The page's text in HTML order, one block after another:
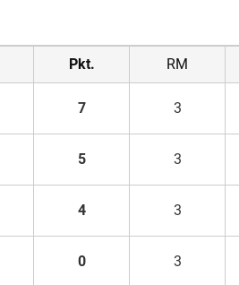
Pkt. RM
7 3
5 3
4 3
0 3